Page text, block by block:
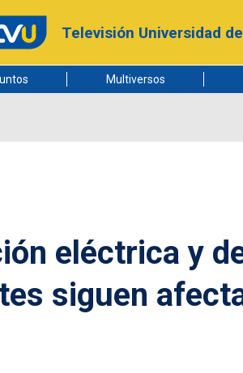
Televisión Universidad
Multiversos
eléctrica y
siguen